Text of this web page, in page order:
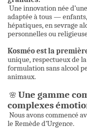
Une innovation née
adaptée à tous —
hépatiques, en sevrage
personnelles ou
Kosméo est la
unique, respectueux de
formulation sans alcool
animaux.
🌸 Une gamme
complexes
Nous avons commencé
le Remède d’Urgence.